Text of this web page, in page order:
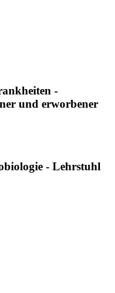
-
und erworbener
- Lehrstuhl